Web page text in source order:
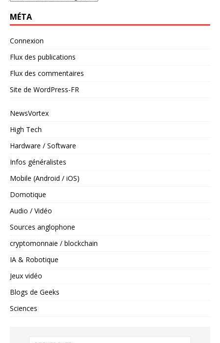
MÉTA
Connexion
Flux des publications
Flux des commentaires
Site de WordPress-FR
NewsVortex
High Tech
Hardware / Software
Infos généralistes
Mobile (Android / iOS)
Domotique
Audio / Vidéo
Sources anglophone
cryptomonnaie / blockchain
IA & Robotique
Jeux vidéo
Blogs de Geeks
Sciences